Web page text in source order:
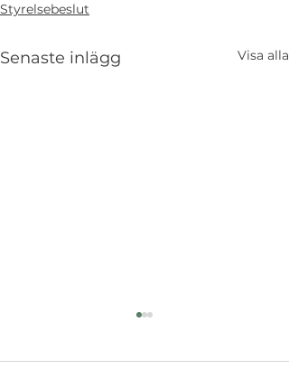
Styrelsebeslut
Senaste inlägg Visa alla